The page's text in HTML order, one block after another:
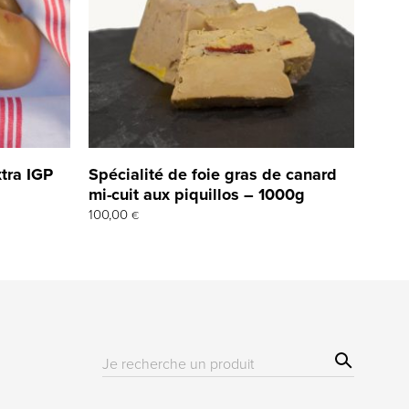
IGP
Spécialité de foie gras de canard
mi-cuit aux piquillos – 1000g
100,00 €
Résultat(s)
Sear
ch